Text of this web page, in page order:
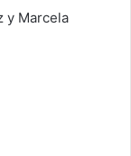
y Marcela